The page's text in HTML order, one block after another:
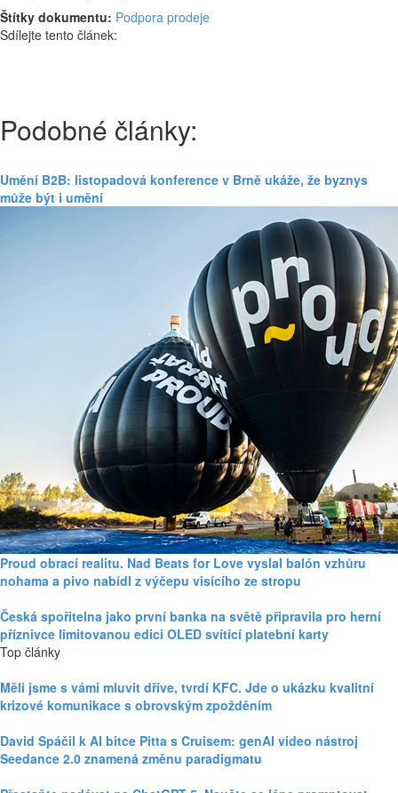
Štítky dokumentu: Podpora prodeje
Sdílejte tento článek:
Podobné články:
Umění B2B: listopadová konference v Brně ukáže, že byznys
může být i umění
Proud obrací realitu. Nad Beats for Love vyslal balón vzhůru
nohama a pivo nabídl z výčepu visícího ze stropu
Česká spořitelna jako první banka na světě připravila pro herní
příznivce limitovanou edici OLED svítící platební karty
Top články
Měli jsme s vámi mluvit dříve, tvrdí KFC. Jde o ukázku kvalitní
krizové komunikace s obrovským zpožděním
David Spáčil k AI bitce Pitta s Cruisem: genAI video nástroj
Seedance 2.0 znamená změnu paradigmatu